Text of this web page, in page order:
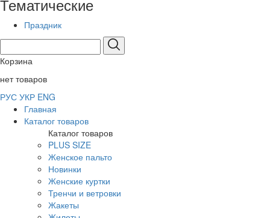
Тематические
Праздник
Корзина
нет товаров
РУС УКР ENG
Главная
Каталог товаров
Каталог товаров
PLUS SIZE
Женское пальто
Новинки
Женские куртки
Тренчи и ветровки
Жакеты